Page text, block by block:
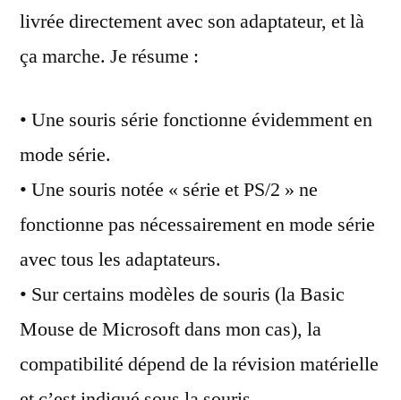
livrée directement avec son adaptateur, et là
ça marche. Je résume :
• Une souris série fonctionne évidemment en
mode série.
• Une souris notée « série et PS/2 » ne
fonctionne pas nécessairement en mode série
avec tous les adaptateurs.
• Sur certains modèles de souris (la Basic
Mouse de Microsoft dans mon cas), la
compatibilité dépend de la révision matérielle